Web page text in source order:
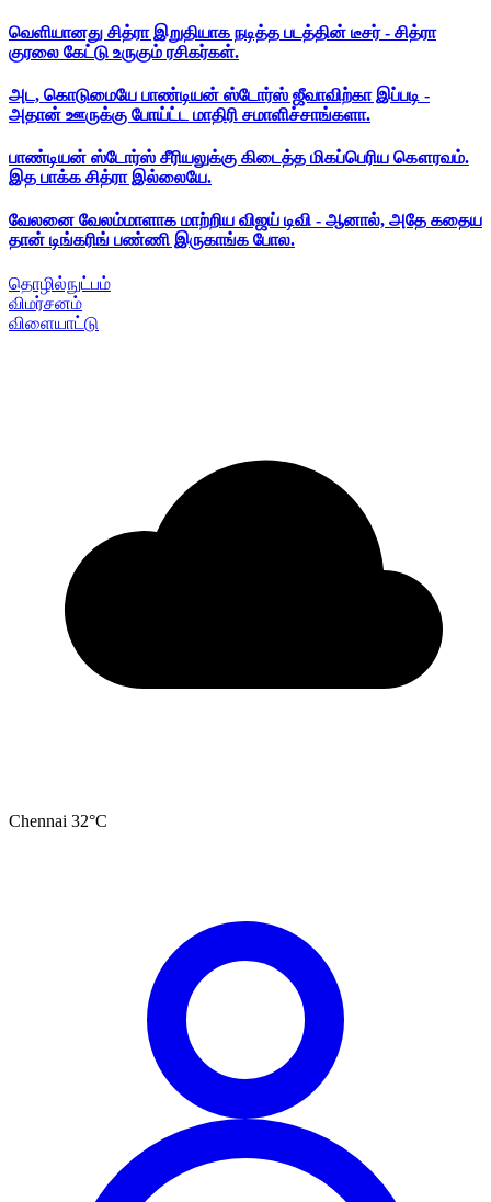
வெளியானது சித்ரா இறுதியாக நடித்த படத்தின் டீசர் - சித்ரா
குரலை கேட்டு உருகும் ரசிகர்கள்.
அட, கொடுமையே பாண்டியன் ஸ்டோர்ஸ் ஜீவாவிற்கா இப்படி -
அதான் ஊருக்கு போய்ட்ட மாதிரி சமாளிச்சாங்களா.
பாண்டியன் ஸ்டோர்ஸ் சீரியலுக்கு கிடைத்த மிகப்பெரிய கௌரவம்.
இத பாக்க சித்ரா இல்லையே.
வேலனை வேலம்மாளாக மாற்றிய விஜய் டிவி - ஆனால், அதே கதைய
தான் டிங்கரிங் பண்ணி இருகாங்க போல.
தொழில்நுட்பம்
விமர்சனம்
விளையாட்டு
Chennai 32°C